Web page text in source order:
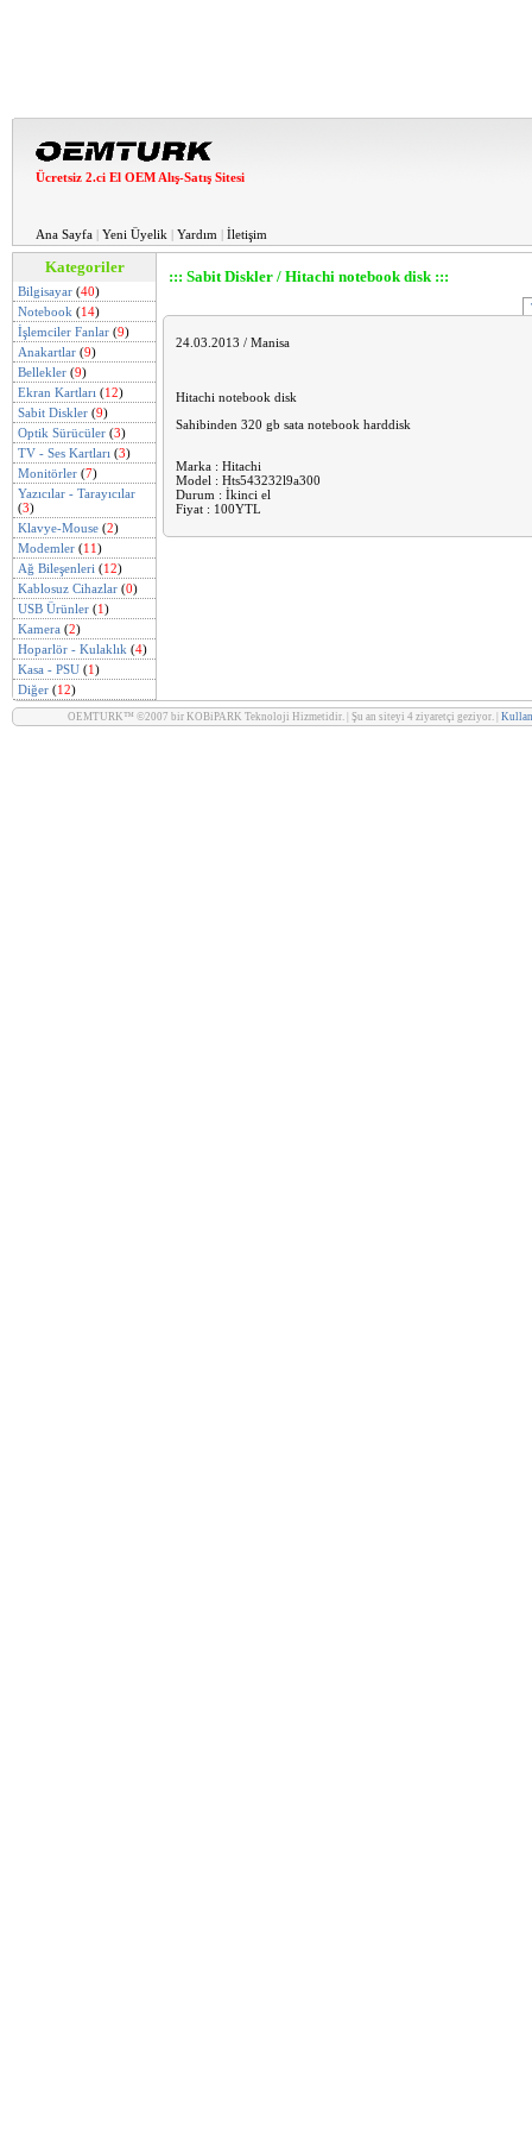
Ücretsiz 2.ci El OEM Alış-Satış Sitesi
Ana Sayfa | Yeni Üyelik | Yardım | İletişim
Kategoriler
Bilgisayar (40)
Notebook (14)
İşlemciler Fanlar (9)
Anakartlar (9)
Bellekler (9)
Ekran Kartları (12)
Sabit Diskler (9)
Optik Sürücüler (3)
TV - Ses Kartları (3)
Monitörler (7)
Yazıcılar - Tarayıcılar
(3)
Klavye-Mouse (2)
Modemler (11)
Ağ Bileşenleri (12)
Kablosuz Cihazlar (0)
USB Ürünler (1)
Kamera (2)
Hoparlör - Kulaklık (4)
Kasa - PSU (1)
Diğer (12)
::: Sabit Diskler / Hitachi notebook disk :::
24.03.2013 / Manisa
Hitachi notebook disk
Sahibinden 320 gb sata notebook harddisk
Marka : Hitachi
Model : Hts543232l9a300
Durum : İkinci el
Fiyat : 100YTL
OEMTURK™ ©2007 bir KOBiPARK Teknoloji Hizmetidir. | Şu an siteyi 4 ziyaretçi geziyor. |